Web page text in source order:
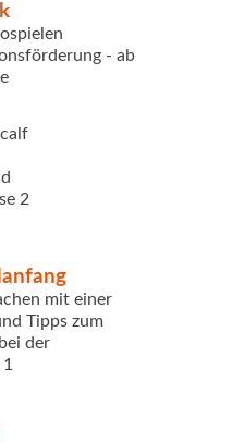
- ab
2
mit einer
Tipps zum
der